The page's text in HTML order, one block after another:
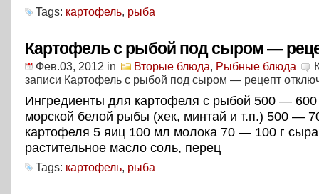
Tags: картофель, рыба
Картофель с рыбой под сыром —
Фев.03, 2012 in Вторые блюда, Рыбные блюда
записи Картофель с рыбой под сыром — рецепт
Ингредиенты для картофеля с рыбой 500 —
морской белой рыбы (хек, минтай и т.п.) 500 —
картофеля 5 яиц 100 мл молока 70 — 100 г
растительное масло соль, перец
Tags: картофель, рыба